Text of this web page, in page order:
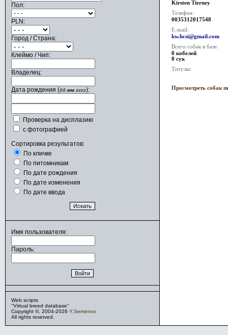
Пол:
PLN:
Город / Страна:
Клеймо / Чип:
Владелец:
Дата рождения (дд.мм.гггг):
Проверка на дисплазию
с фотографией
Сортировка результатов:
По кличке
По питомникам
По дате рождения
По дате изменения
По дате ввода
Имя пользователя:
Пароль:
Web scripts
''Virtual breed database''
Copyright ©, 2004-2026 Y.Semenov
All rights reserved.
Kirsten Tierney
Телефон:
0035312017548
E-mail:
kw.hcsi@gmail.com
Всего собак в базе:
0 кобелей
0 сук
Титулы:
Просмотреть собак